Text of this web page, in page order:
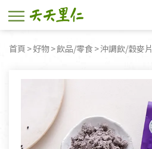
首頁 好物 飲品/零食 沖調飲/穀麥片